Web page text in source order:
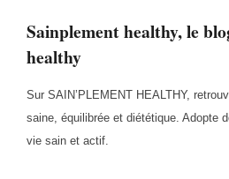
Sainplement healthy, le
healthy
Sur SAIN’PLEMENT HEALTHY,
saine, équilibrée et diététique. Adopte
vie sain et actif.